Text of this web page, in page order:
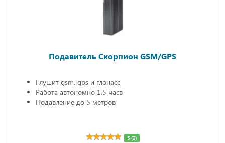
Подавитель Скорпион GSM/GPS
Глушит gsm, gps и глонасс
Работа автономно 1,5 часв
Подавление до 5 метров
5 (2)